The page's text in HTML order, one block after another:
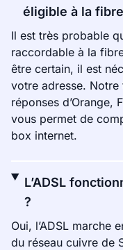
éligible à la
Il est très probable
raccordable à la
être certain, il est
votre adresse. Notre
réponses d’Orange,
vous permet de
box internet.
L’ADSL
?
Oui, l’ADSL marche
du réseau cuivre de